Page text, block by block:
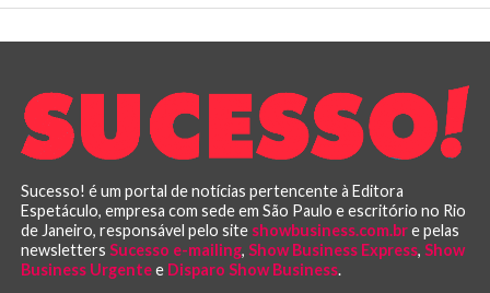
Sucesso! é um portal de notícias pertencente à Editora
Espetáculo, empresa com sede em São Paulo e escritório no Rio
de Janeiro, responsável pelo site showbusiness.com.bre pelas
newsletters Sucesso e-mailing, Show Business Express, Show
Business Urgentee Disparo Show Business.